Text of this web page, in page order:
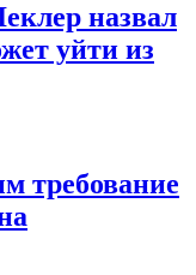
назвал
уйти из
требование